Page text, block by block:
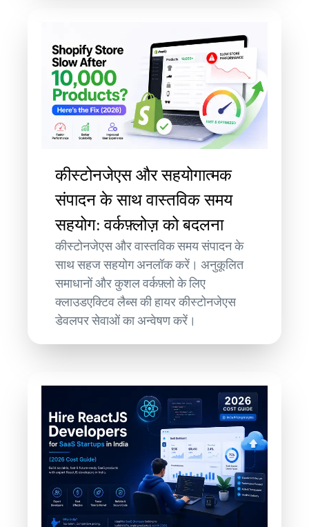
कीस्टोनजेएस और सहयोगात्मक
संपादन के साथ वास्तविक समय
सहयोग: वर्कफ़्लोज़ को बदलना
कीस्टोनजेएस और वास्तविक समय संपादन के
साथ सहज सहयोग अनलॉक करें। अनुकूलित
समाधानों और कुशल वर्कफ़्लो के लिए
क्लाउडएक्टिव लैब्स की हायर कीस्टोनजेएस
डेवलपर सेवाओं का अन्वेषण करें।